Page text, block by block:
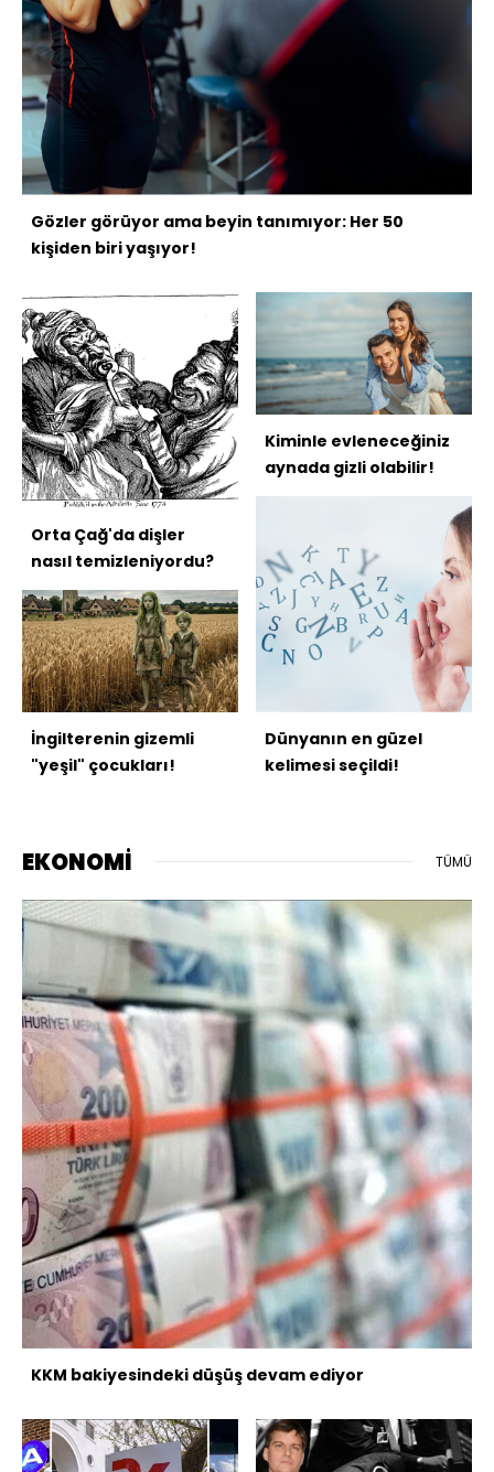
Gözler görüyor ama beyin tanımıyor: Her 50
kişiden biri yaşıyor!
Orta Çağ'da dişler
nasıl temizleniyordu?
İngilterenin gizemli
"yeşil" çocukları!
Kiminle evleneceğiniz
aynada gizli olabilir!
Dünyanın en güzel
kelimesi seçildi!
EKONOMİ TÜMÜ
KKM bakiyesindeki düşüş devam ediyor